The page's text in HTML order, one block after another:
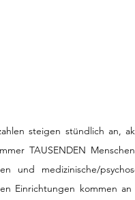
steigen stündlich an,
TAUSENDEN
und medizinische/
Einrichtungen kommen an